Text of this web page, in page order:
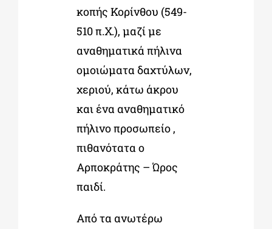
κοπής Κορίνθου (549-
510 π.Χ.), μαζί με
αναθηματικά πήλινα
ομοιώματα δαχτύλων,
χεριού, κάτω άκρου
και ένα αναθηματικό
πήλινο προσωπείο ,
πιθανότατα ο
Αρποκράτης – Ώρος
παιδί.
Από τα ανωτέρω